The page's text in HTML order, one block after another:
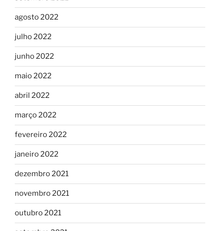
agosto 2022
julho 2022
junho 2022
maio 2022
abril 2022
março 2022
fevereiro 2022
janeiro 2022
dezembro 2021
novembro 2021
outubro 2021